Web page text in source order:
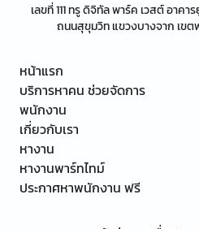
เลขที่ 111 ทรู ดิจิทัล พาร์ค เวสต์ อาค
ถนนสุขุมวิท แขวงบางจาก เขต
หน้าแรก
บริการหาคน ช่วยจัดการ
พนักงาน
เกี่ยวกับเรา
หางาน
หางานพาร์ทไทม์
ประกาศหาพนักงาน ฟรี